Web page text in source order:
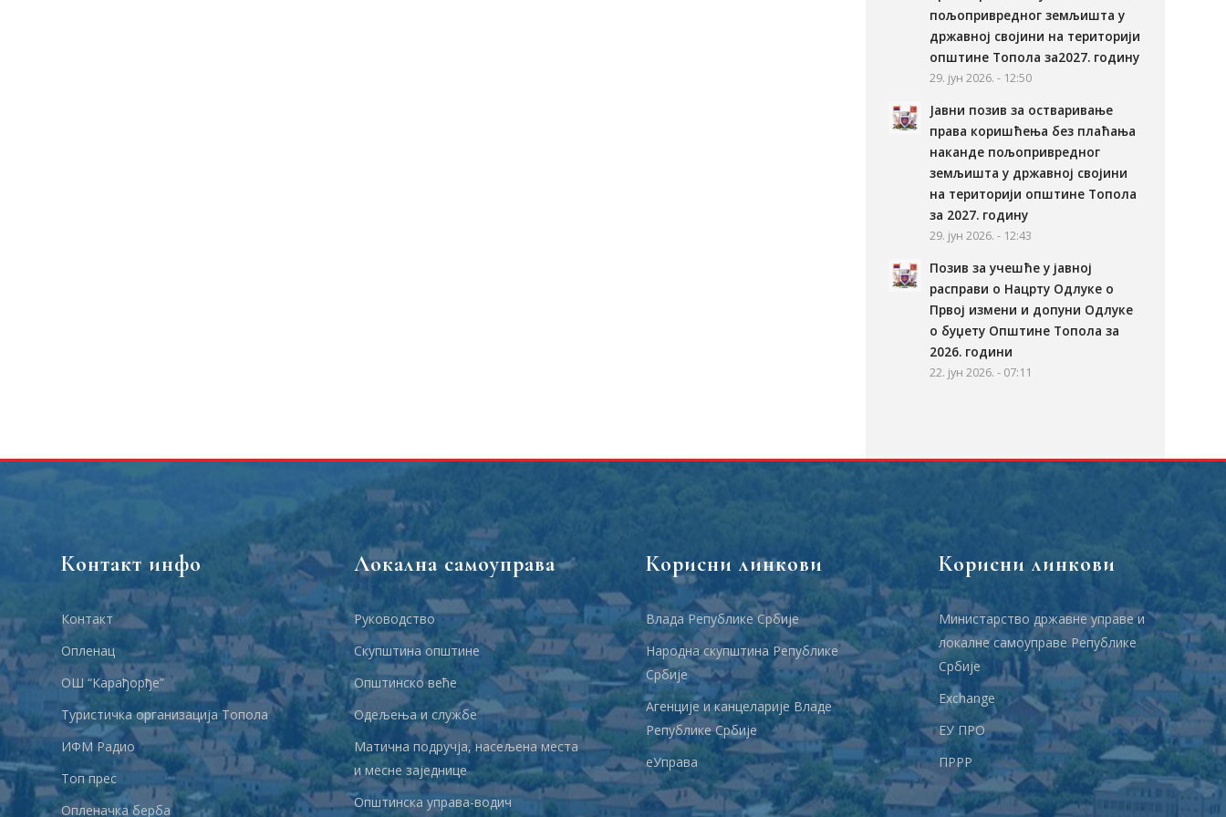
пољопривредног земљишта у
државној својини на територији
општине Топола за2027. годину
29. јун 2026. - 12:50
Јавни позив за остваривање
права коришћења без плаћања
наканде пољопривредног
земљишта у државној својини
на територији општине Топола
за 2027. годину
29. јун 2026. - 12:43
Позив за учешће у јавној
расправи о Нацрту Одлуке о
Првој измени и допуни Одлуке
о буџету Општине Топола за
2026. години
22. јун 2026. - 07:11
Контакт инфо
Контакт
Опленац
ОШ “Карађорђе”
Туристичка организација Топола
ИФМ Радио
Топ прес
Опленачка берба
Локална самоуправа
Руководство
Скупштина општине
Општинско веће
Одељења и службе
Матична подручја, насељена места
и месне заједнице
Општинска управа-водич
Корисни линкови
Влада Републике Србије
Народна скупштина Републике
Србије
Агенције и канцеларије Владе
Републике Србије
еУправа
Корисни линкови
Министарство државне управе и
локалне самоуправе Републике
Србије
Еxchange
ЕУ ПРО
ПРРР